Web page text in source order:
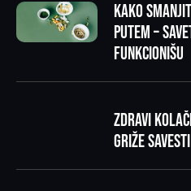
Kako
putem –
funkcionišu
Zdravi
griže savesti